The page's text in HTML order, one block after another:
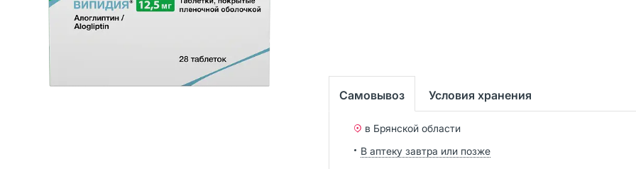
Самовывоз Условия хранения
в Брянской области
В аптеку завтра или позже